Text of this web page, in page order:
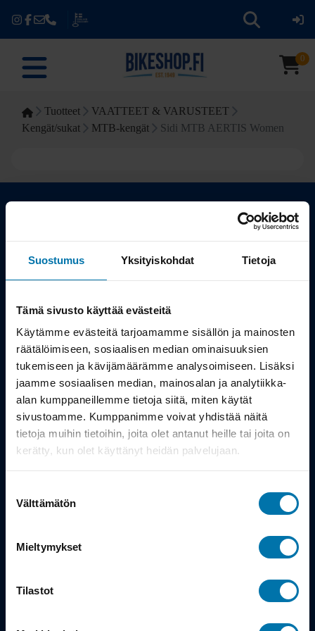
Suostumus Yksityiskohdat Tietoja
Tämä sivusto käyttää evästeitä
Käytämme evästeitä tarjoamamme sisällön ja mainosten
räätälöimiseen, sosiaalisen median ominaisuuksien
tukemiseen ja kävijämäärämme analysoimiseen. Lisäksi
jaamme sosiaalisen median, mainosalan ja analytiikka-
alan kumppaneillemme tietoja siitä, miten käytät
sivustoamme. Kumppanimme voivat yhdistää näitä
tietoja muihin tietoihin, joita olet antanut heille tai joita on
kerätty, kun olet käyttänyt heidän palvelujaan.
valinta
Välttämätön
Mieltymykset
Tilastot
0
Tuotteet
VAATTEET & VARUSTEET
Kengät/sukat
MTB-kengät Sidi MTB AERTIS Women
Kauppa
Työsuhdepyörä
Info
Toimitus
Takuu ja palautukset